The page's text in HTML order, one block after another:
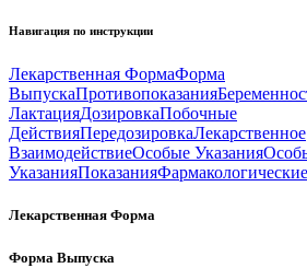
Навигация по инструкции
Лекарственная ФормаФорма
ВыпускаПротивопоказания
ЛактацияДозировкаПобочные
ДействияПередозировкаЛекарственное
ВзаимодействиеОсобые Указания
УказанияПоказания
Лекарственная Форма
Форма Выпуска